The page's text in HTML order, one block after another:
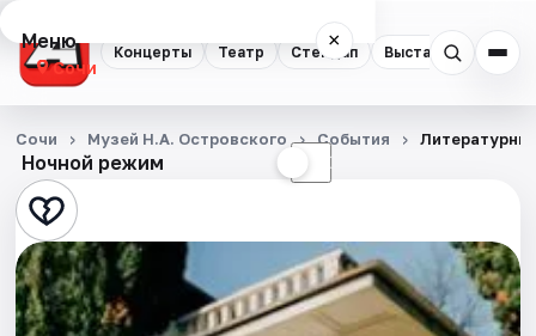
Концерты Театр Стендап Выставки
Меню ×
Сочи
Концерты
Театр
Стендап
Выставки
Ночной режим ☾
Сочи Музей Н.А. Островского События